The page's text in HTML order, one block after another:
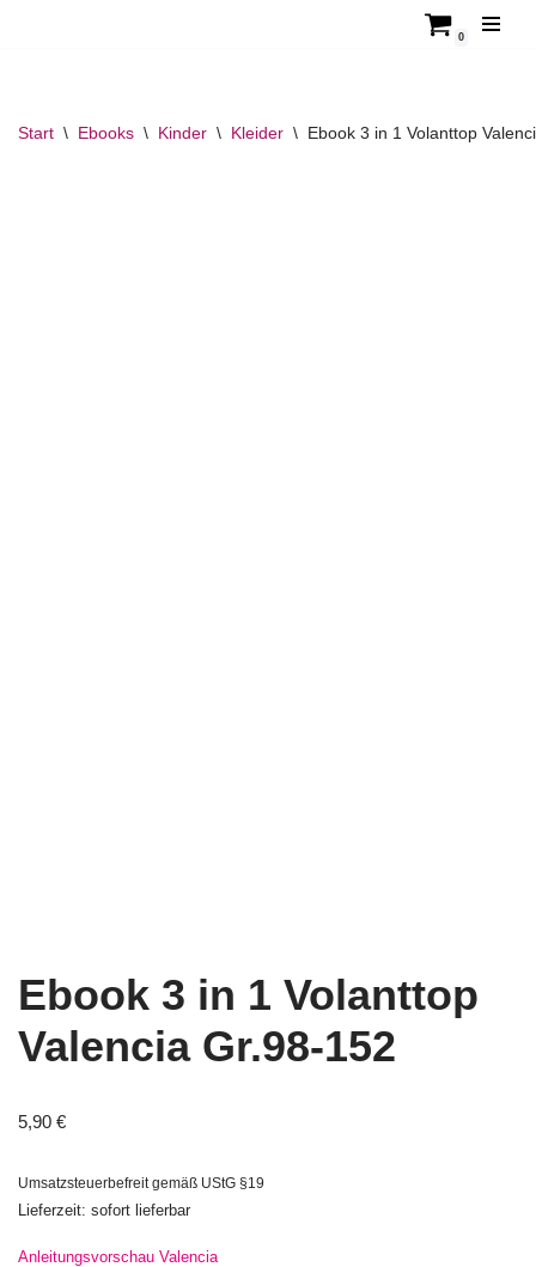
0
Start \ Ebooks \ Kinder \ Kleider \ Ebook 3 in 1 Volanttop
Ebook 3 in 1 Volanttop
Valencia Gr.98-152
5,90 €
Umsatzsteuerbefreit gemäß UStG §19
Lieferzeit: sofort lieferbar
Anleitungsvorschau Valencia